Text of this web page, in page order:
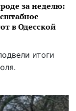
за неделю:
в Одесской
итоги